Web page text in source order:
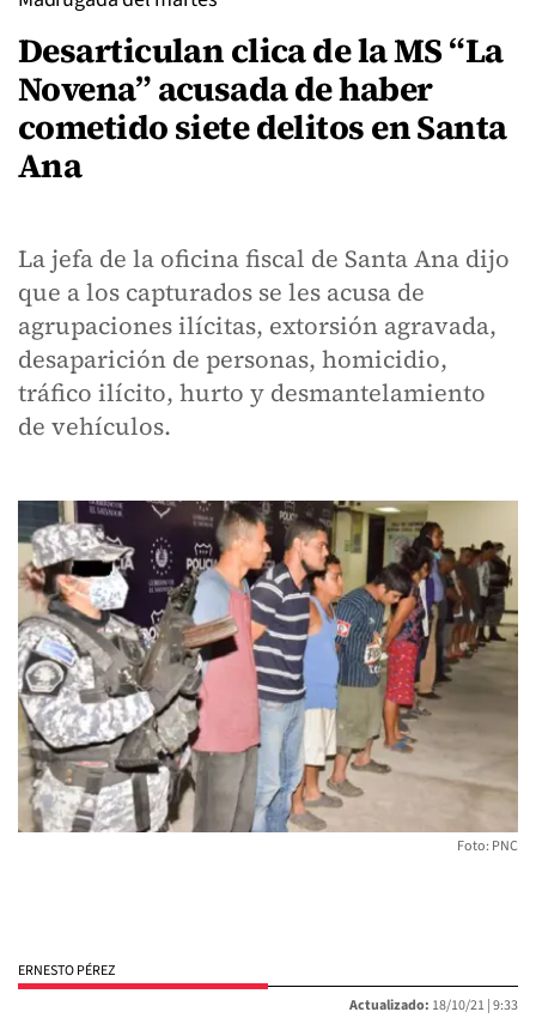
Desarticulan clica de la MS “La
Novena” acusada de haber
cometido siete delitos en Santa
Ana
La jefa de la oficina fiscal de Santa Ana dijo
que a los capturados se les acusa de
agrupaciones ilícitas, extorsión agravada,
desaparición de personas, homicidio,
tráfico ilícito, hurto y desmantelamiento
de vehículos.
Foto: PNC
ERNESTO PÉREZ
Actualizado: 18/10/21 |9:33